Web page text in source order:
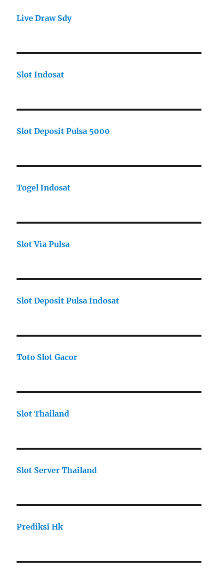
Live Draw Sdy
Slot Indosat
Slot Deposit Pulsa 5000
Togel Indosat
Slot Via Pulsa
Slot Deposit Pulsa Indosat
Toto Slot Gacor
Slot Thailand
Slot Server Thailand
Prediksi Hk